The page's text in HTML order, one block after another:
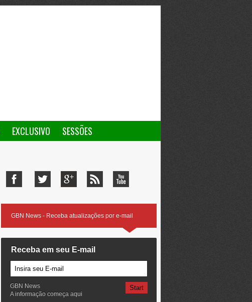
EXCLUSIVO
SESSÕES
GBN News - Receba atualizações por e-mail
Receba em seu E-mail
GBN News
A informação começa aqui